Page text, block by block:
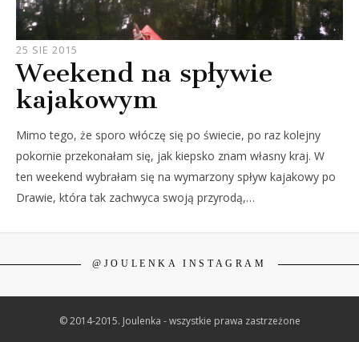
25 SIE 2015
Weekend na spływie
kajakowym
Mimo tego, że sporo włóczę się po świecie, po raz kolejny
pokornie przekonałam się, jak kiepsko znam własny kraj. W
ten weekend wybrałam się na wymarzony spływ kajakowy po
Drawie, która tak zachwyca swoją przyrodą,…
@JOULENKA INSTAGRAM
© 2014-2015. Joulenka - wszystkie prawa zastrzeżone